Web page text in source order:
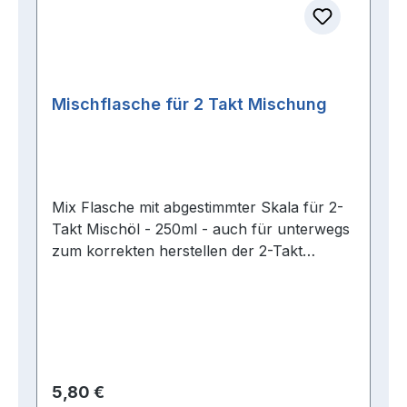
Mischflasche für 2 Takt Mischung
Mix Flasche mit abgestimmter Skala für 2-
Takt Mischöl - 250ml - auch für unterwegs
zum korrekten herstellen der 2-Takt
füllen Die Flasche fasst 250ml 2-Takt Öl
und ist mit den Mischverhältnissen 1:25,
Regulärer Preis:
5,80 €